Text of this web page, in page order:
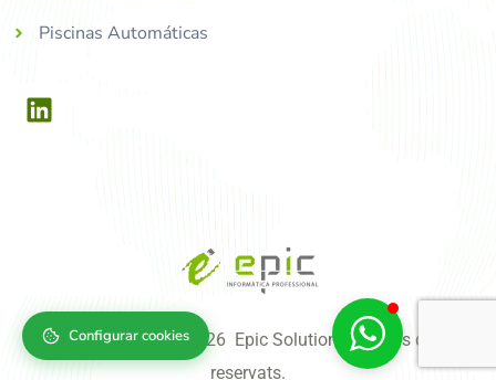
Piscinas Automáticas
Copyright © 2004-2026 Epic Solutions, tots els drets
reservats.
Configurar cookies